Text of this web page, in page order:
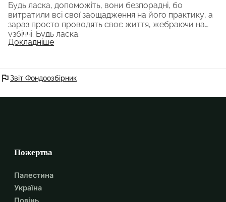
Будь ласка, допоможіть, вони безпорадні, бо
витратили всі свої заощадження на його практику, а
зараз просто проводять своє життя, жебраючи на
узбіччі. Будь ласка.
Докладніше
flagЗвіт Фондоозбірник
Пожертва
Палестина
Україна
Повінь